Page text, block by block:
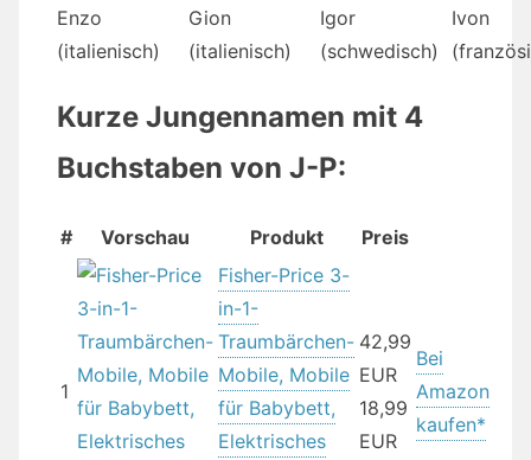
Enzo
(italienisch)
Gion
(italienisch)
Igor
(schwedisch)
Ivon
Kurze Jungennamen mit 4
Buchstaben von J-P:
# Vorschau Produkt Preis
1
Fisher-Price 3-
in-1-
Traumbärchen-
Mobile, Mobile
für Babybett,
Elektrisches
42,99
EUR
18,99
EUR
Bei
Amazon
kaufen*